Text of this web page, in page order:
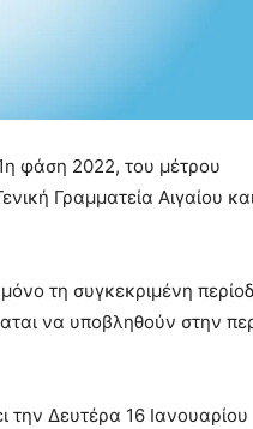
φάση 2022, του μέτρου
Γραμματεία Αιγαίου
τη συγκεκριμένη
να υποβληθούν στην
την Δευτέρα 16 Ιανουαρίου